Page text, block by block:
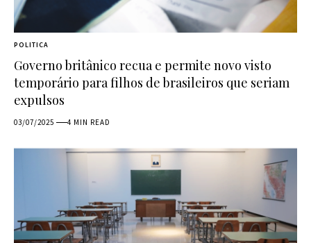
POLITICA
Governo britânico recua e permite novo visto
temporário para filhos de brasileiros que seriam
expulsos
03/07/2025 4 MIN READ